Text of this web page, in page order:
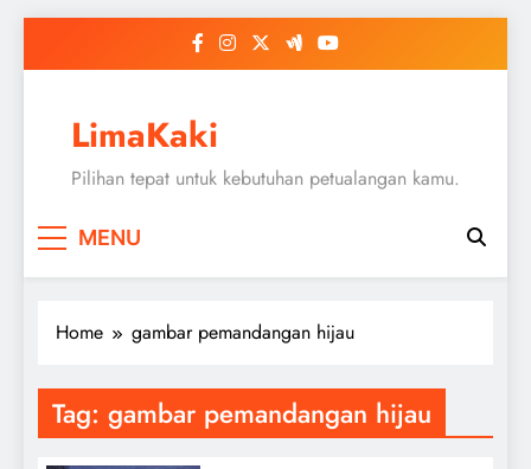
LimaKaki
Pilihan tepat untuk kebutuhan petualangan kamu.
MENU
Home gambar pemandangan hijau
Tag: gambar pemandangan hijau